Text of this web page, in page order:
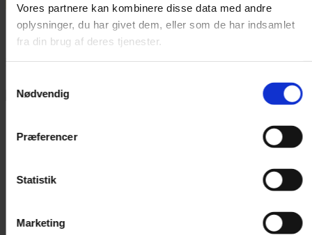
Vores partnere kan kombinere disse data med andre
oplysninger, du har givet dem, eller som de har indsamlet
fra din brug af deres tjenester.
Nødvendig
Præferencer
Statistik
Marketing
Annonce
FLERE NYHEDER